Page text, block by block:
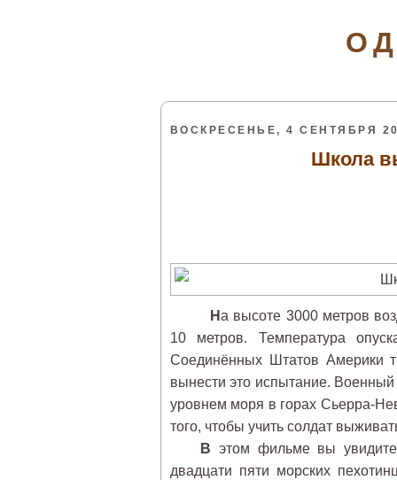
ВОСКРЕСЕНЬЕ, 4 СЕНТЯБРЯ
Школа
На высоте 3000 метров
10 метров. Температура
Соединённых Штатов Америки
вынести это испытание.
уровнем моря в горах Сьерра-
того, чтобы учить солдат
В этом фильме вы увидите,
двадцати пяти морских